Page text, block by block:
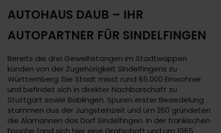
AUTOHAUS DAUB – IHR
AUTOPARTNER FÜR SINDELFINGEN
Bereits die drei Geweihstangen im Stadtwappen
künden von der Zugehörigkeit Sindelfingens zu
Württemberg. Die Stadt misst rund 65.000 Einwohner
und befindet sich in direkter Nachbarschaft zu
Stuttgart sowie Böblingen. Spuren erster Besiedelung
stammen aus der Jungsteinzeit und um 260 gründeten
die Alamannen das Dorf Sindelfingen. In der fränkischen
Epoche fand sich hier eine Grafschaft und um 1065